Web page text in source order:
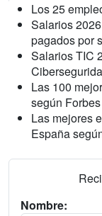
Los 25
Salarios
pagados por
Salarios TIC
Las 100
según Forbes
Las mejores
España
Nombre: